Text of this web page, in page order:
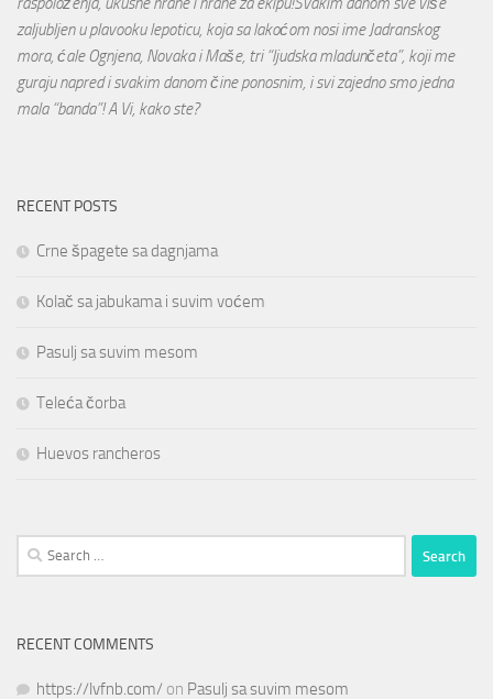
zaljubljen u plavooku lepoticu, koja sa lakoćom nosi ime Jadranskog
mora, ćale Ognjena, Novaka i Maše, tri “ljudska mladunčeta”, koji me
guraju napred i svakim danom čine ponosnim, i svi zajedno smo jedna
mala “banda”! A Vi, kako ste?
RECENT POSTS
Crne špagete sa dagnjama
Kolač sa jabukama i suvim voćem
Pasulj sa suvim mesom
Teleća čorba
Huevos rancheros
Search
for:
RECENT COMMENTS
https://lvfnb.com/ on Pasulj sa suvim mesom